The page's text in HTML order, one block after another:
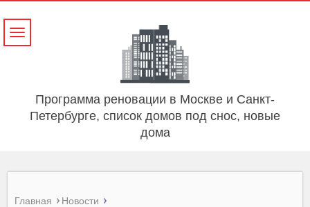
Программа реновации в Москве и Санкт-
Петербурге, список домов под снос, новые
дома
Навигация
Главная Новости